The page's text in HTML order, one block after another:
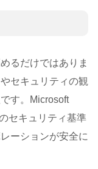
るだけではありま
セキュリティの観
す。Microsoft
セキュリティ基準
ーションが安全に